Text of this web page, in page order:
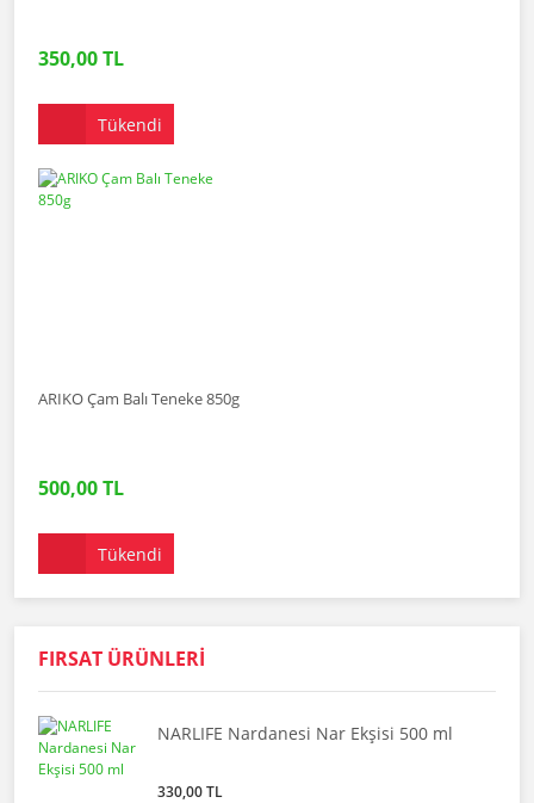
350,00 TL
Tükendi
ARIKO Çam Balı Teneke 850g
500,00 TL
Tükendi
FIRSAT ÜRÜNLERİ
NARLIFE Nardanesi Nar Ekşisi 500 ml
330,00 TL